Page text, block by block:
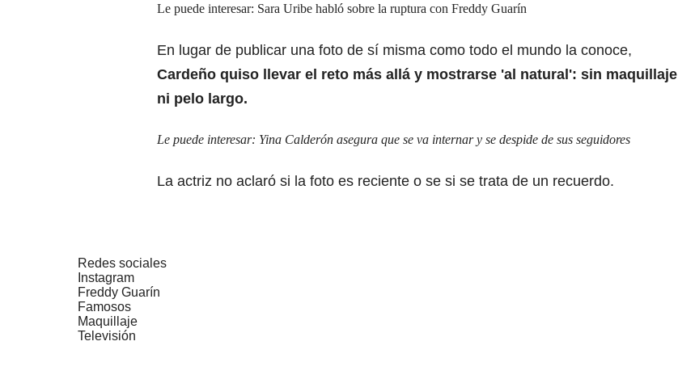
Le puede interesar: Sara Uribe habló sobre la ruptura con Freddy Guarín
En lugar de publicar una foto de sí misma como todo el mundo la conoce,
Cardeño quiso llevar el reto más allá y mostrarse 'al natural': sin maquillaje
ni pelo largo.
Le puede interesar: Yina Calderón asegura que se va internar y se despide de sus seguidores
La actriz no aclaró si la foto es reciente o se si se trata de un recuerdo.
Redes sociales
Instagram
Freddy Guarín
Famosos
Maquillaje
Televisión